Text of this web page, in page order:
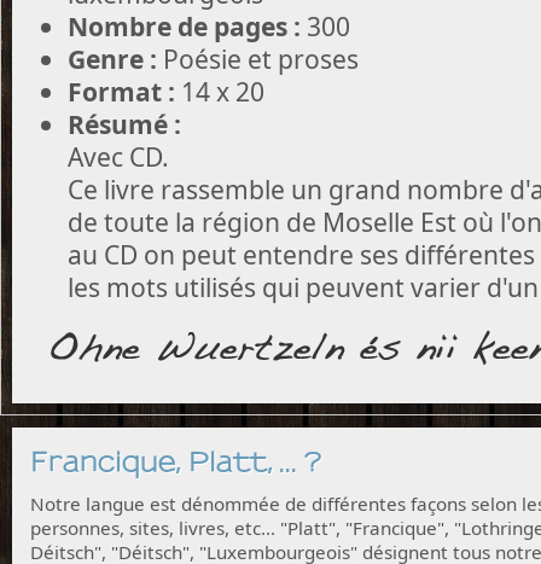
Nombre de pages : 300
Genre : Poésie et proses
Format : 14 x 20
Résumé :
Avec CD.
Ce livre rassemble un grand nombre
de toute la région de Moselle Est où
au CD on peut entendre ses
les mots utilisés qui peuvent varier
Francique, Platt, ... ?
Notre langue est dénommée de différentes façons selon
personnes, sites, livres, etc... "Platt", "Francique",
Déitsch", "Déitsch", "Luxembourgeois" désignent tous notre